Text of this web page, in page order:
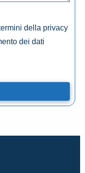
della privacy
dei dati